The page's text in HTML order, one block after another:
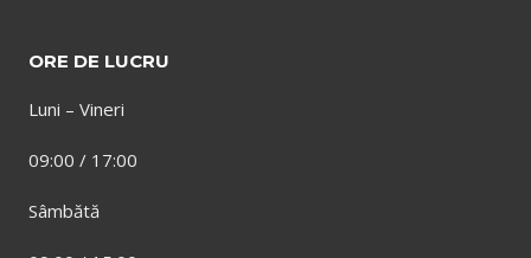
ORE DE LUCRU
Luni – Vineri
09:00 / 17:00
Sâmbătă